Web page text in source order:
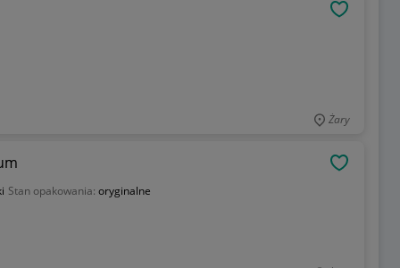
Żary
Stan opakowania: oryginalne